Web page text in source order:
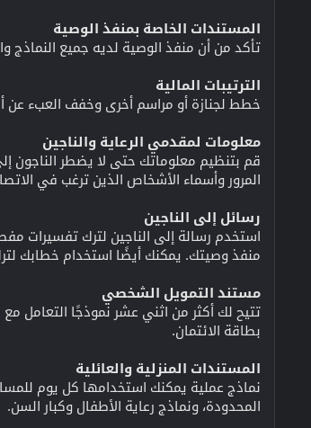
المستندات الخاصة بمنفذ الوصية
تأكد من أن منفذ الوصية لديه جميع النماذج
الترتيبات المالية
خطط لجنازة أو مراسم أخرى وخفف العبء عن
معلومات لمقدمي الرعاية والناجين
قم بتنظيم معلوماتك حتى لا يضطر الناجون
المرور وأسماء الأشخاص الذين ترغب في
رسائل إلى الناجين
استخدم رسالة إلى الناجين لترك تفسيرات
منفذ وصيتك. يمكنك أيضًا استخدام خطابك
مستند التمويل الشخصي
تتيح لك أكثر من اثني عشر نموذجًا التعامل مع
بطاقة الائتمان.
المستندات المنزلية والعائلية
نماذج عملية يمكنك استخدامها كل يوم
المحدودة، ونماذج رعاية الأطفال وكبار السن.